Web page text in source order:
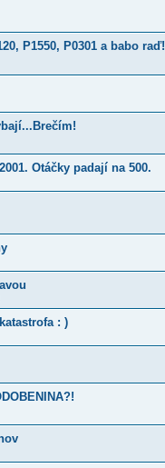
P1550, P0301 a babo raď!
Otáčky padají na 500.
: )